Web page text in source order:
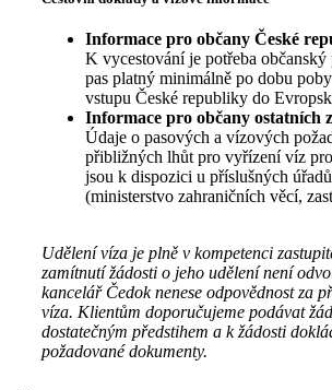
Informace pro občany České
K vycestování je potřeba občanský
pas platný minimálně po dobu
vstupu České republiky do
Informace pro občany ostatních
Údaje o pasových a vízových
přibližných lhůt pro vyřízení víz
jsou k dispozici u příslušných
(ministerstvo zahraničních věcí,
Udělení víza je plně v kompetenci
zamítnutí žádosti o jeho udělení není
kancelář Čedok nenese odpovědnost za
víza. Klientům doporučujeme podávat
dostatečným předstihem a k žádosti
požadované dokumenty.